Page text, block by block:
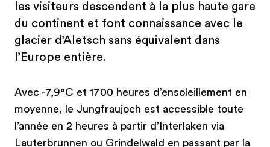
les visiteurs descendent à la plus haute gare
du continent et font connaissance avec le
glacier d’Aletsch sans équivalent dans
l’Europe entière.
Avec -7,9°C et 1700 heures d’ensoleillement en
moyenne, le Jungfraujoch est accessible toute
l’année en 2 heures à partir d’Interlaken via
Lauterbrunnen ou Grindelwald en passant par la